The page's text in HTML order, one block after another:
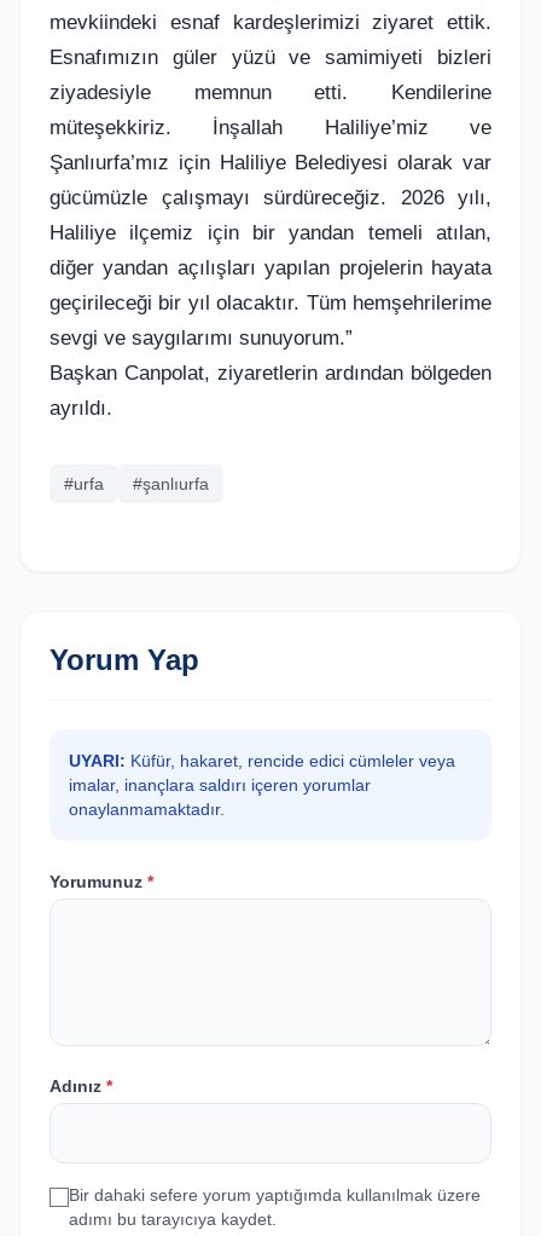
mevkiindeki esnaf kardeşlerimizi ziyaret ettik.
Esnafımızın güler yüzü ve samimiyeti bizleri
ziyadesiyle memnun etti. Kendilerine
müteşekkiriz. İnşallah Haliliye’miz ve
Şanlıurfa’mız için Haliliye Belediyesi olarak var
gücümüzle çalışmayı sürdüreceğiz. 2026 yılı,
Haliliye ilçemiz için bir yandan temeli atılan,
diğer yandan açılışları yapılan projelerin hayata
geçirileceği bir yıl olacaktır. Tüm hemşehrilerime
sevgi ve saygılarımı sunuyorum.”
Başkan Canpolat, ziyaretlerin ardından bölgeden
ayrıldı.
#urfa #şanlıurfa
Yorum Yap
UYARI: Küfür, hakaret, rencide edici cümleler veya
imalar, inançlara saldırı içeren yorumlar
onaylanmamaktadır.
Yorumunuz *
Adınız *
Bir dahaki sefere yorum yaptığımda kullanılmak üzere
adımı bu tarayıcıya kaydet.